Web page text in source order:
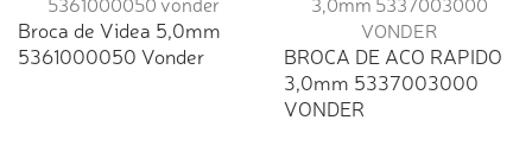
Broca de Videa 5,0mm
5361000050 Vonder
BROCA DE ACO RAPIDO
3,0mm 5337003000
VONDER